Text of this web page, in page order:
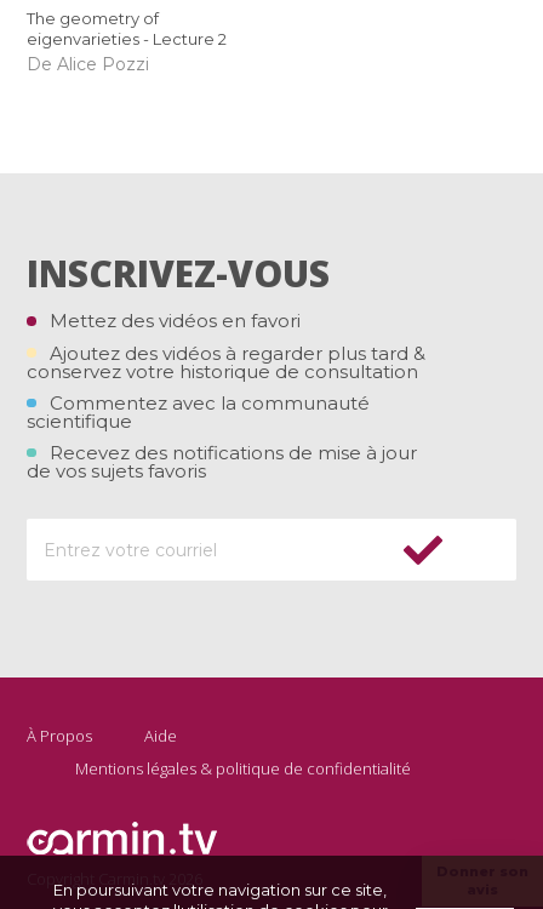
The geometry of
eigenvarieties - Lecture 2
De Alice Pozzi
INSCRIVEZ-VOUS
Mettez des vidéos en favori
Ajoutez des vidéos à regarder plus tard &
conservez votre historique de consultation
Commentez avec la communauté
scientifique
Recevez des notifications de mise à jour
de vos sujets favoris
À Propos
Aide
Mentions légales & politique de confidentialité
Copyright Carmin.tv 2026
En poursuivant votre navigation sur ce site,